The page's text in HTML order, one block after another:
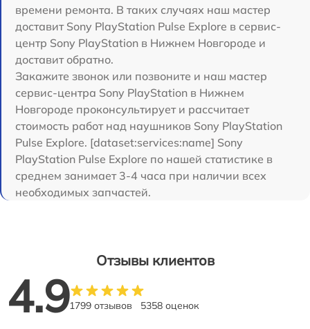
времени ремонта. В таких случаях наш мастер
доставит Sony PlayStation Pulse Explore в сервис-
центр Sony PlayStation в Нижнем Новгороде и
доставит обратно.
Закажите звонок или позвоните и наш мастер
сервис-центра Sony PlayStation в Нижнем
Новгороде проконсультирует и рассчитает
стоимость работ над наушников Sony PlayStation
Pulse Explore. [dataset:services:name] Sony
PlayStation Pulse Explore по нашей статистике в
среднем занимает 3-4 часа при наличии всех
необходимых запчастей.
Отзывы клиентов
4.91799 отзывов 5358 оценок